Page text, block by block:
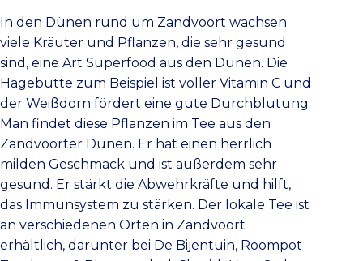
In den Dünen rund um Zandvoort wachsen
viele Kräuter und Pflanzen, die sehr gesund
sind, eine Art Superfood aus den Dünen. Die
Hagebutte zum Beispiel ist voller Vitamin C und
der Weißdorn fördert eine gute Durchblutung.
Man findet diese Pflanzen im Tee aus den
Zandvoorter Dünen. Er hat einen herrlich
milden Geschmack und ist außerdem sehr
gesund. Er stärkt die Abwehrkräfte und hilft,
das Immunsystem zu stärken. Der lokale Tee ist
an verschiedenen Orten in Zandvoort
erhältlich, darunter bei De Bijentuin, Roompot